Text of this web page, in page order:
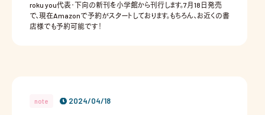
roku you代表・下向の新刊を小学館から刊行します。7月18日発売
で、現在Amazonで予約がスタートしております。もちろん、お近くの書
店様でも予約可能です！
note 2024/04/18